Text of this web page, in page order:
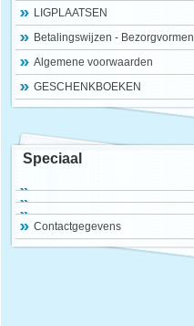
LIGPLAATSEN
Betalingswijzen - Bezorgvormen
Algemene voorwaarden
GESCHENKBOEKEN
Speciaal
Contactgegevens